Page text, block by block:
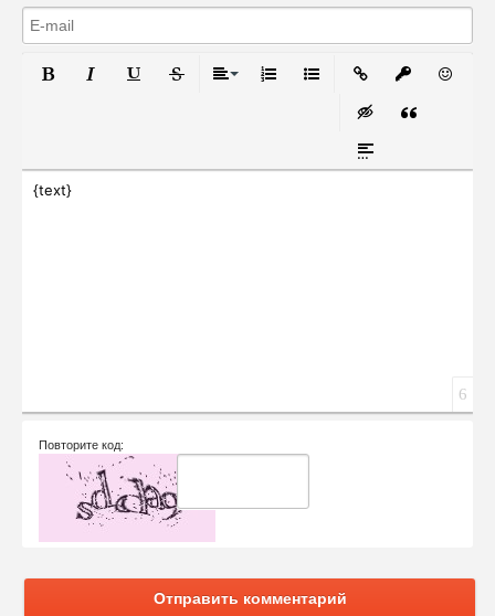
Нумерованный список
Маркированный список
Вставить ссылку
Вставка скрытого
{text}
6
Повторите код:
Отправить комментарий